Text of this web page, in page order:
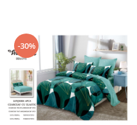
-30%